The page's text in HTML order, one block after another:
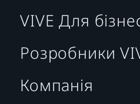
VIVE Для
Розробники
Компанія